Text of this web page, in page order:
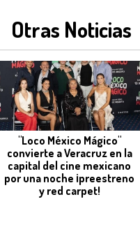
Otras Noticias
"Loco México Mágico"
convierte a Veracruz en la
capital del cine mexicano
por una noche ¡preestreno
y red carpet!